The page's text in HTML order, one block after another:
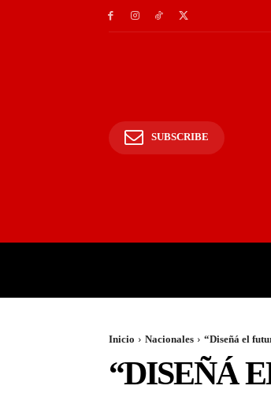
SUBSCRIBE
Inicio Nacionales “Diseñá el
“DISEÑÁ